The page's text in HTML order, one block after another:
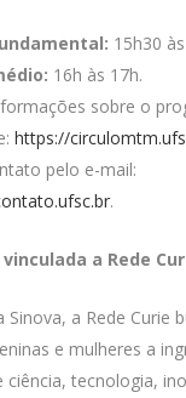
15h30
16h às 17h.
sobre o
https://
pelo e-mail:
.
a Rede
Sinova, a Rede Curie
e mulheres a
ciência, tecnologia,